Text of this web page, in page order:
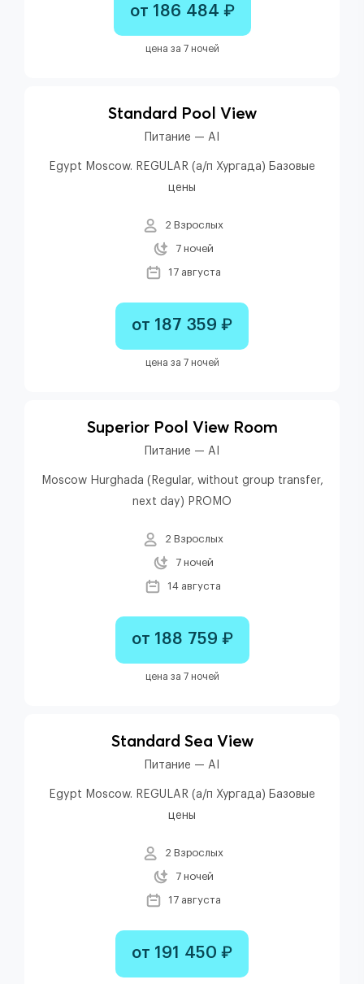
от 186 484 ₽
цена за 7 ночей
Standard Pool View
Питание — AI
Egypt Moscow. REGULAR (а/п Хургада) Базовые
цены
2 Взрослых
7 ночей
17 августа
от 187 359 ₽
цена за 7 ночей
Superior Pool View Room
Питание — AI
Moscow Hurghada (Regular, without group transfer,
next day) PROMO
2 Взрослых
7 ночей
14 августа
от 188 759 ₽
цена за 7 ночей
Standard Sea View
Питание — AI
Egypt Moscow. REGULAR (а/п Хургада) Базовые
цены
2 Взрослых
7 ночей
17 августа
от 191 450 ₽